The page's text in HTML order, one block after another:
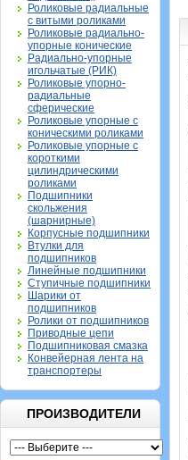
Роликовые радиальные
с витыми роликами
Роликовые радиально-
упорные конические
Радиально-упорные
игольчатые (РИК)
Роликовые упорно-
радиальные
сферические
Роликовые упорные с
коническими роликами
Роликовые упорные с
короткими
цилиндрическими
роликами
Подшипники
скольжения
(шарнирные)
Корпусные подшипники
Втулки для
подшипников
Линейные подшипники
Ступичные подшипники
Шарики от
подшипников
Ролики от подшипников
Приводные цепи
Подшипниковая смазка
Конвейерная лента на
транспортеры
ПРОИЗВОДИТЕЛИ